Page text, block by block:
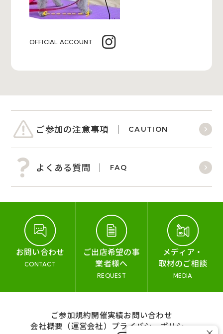
OFFICIAL ACCOUNT
ご参加の注意事項 CAUTION
よくある質問 FAQ
お問い合わせ
CONTACT
ご出店希望の事
業者様へ
REQUEST
メディア・
取材のご相談
MEDIA
ご参加規約開催実績お問い合わせ
会社概要（運営会社） プライバシーポリシー